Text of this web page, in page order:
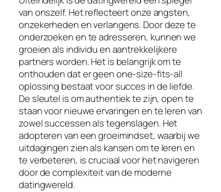
van onszelf. Het reflecteert onze angsten,
onzekerheden en verlangens. Door deze te
onderzoeken en te adresseren, kunnen we
groeien als individu en aantrekkelijkere
partners worden. Het is belangrijk om te
onthouden dat er geen one-size-fits-all
oplossing bestaat voor succes in de liefde.
De sleutel is om authentiek te zijn, open te
staan voor nieuwe ervaringen en te leren van
zowel successen als tegenslagen. Het
adopteren van een groeimindset, waarbij we
uitdagingen zien als kansen om te leren en
te verbeteren, is cruciaal voor het navigeren
door de complexiteit van de moderne
datingwereld.